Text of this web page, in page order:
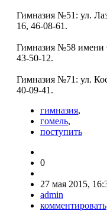
Гимназия №51: ул.
16, 46-08-61.
Гимназия №58 имени
43-50-12.
Гимназия №71: ул.
40-09-41.
гимназия,
гомель,
поступить
0
27 мая 2015,
admin
комментировать